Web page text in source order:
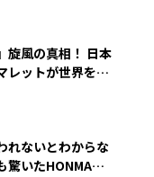
旋風の真相！ 日本
レットが世界を席
れないとわからな
驚いたHONMA